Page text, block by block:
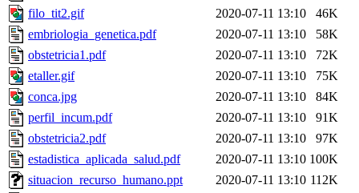
filo_tit2.gif
2020-07-11 13:10
46K
embriologia_genetica.pdf
2020-07-11 13:10
58K
obstetricia1.pdf
2020-07-11 13:10
72K
etaller.gif
2020-07-11 13:10
75K
conca.jpg
2020-07-11 13:10
84K
perfil_incum.pdf
2020-07-11 13:10
91K
obstetricia2.pdf
2020-07-11 13:10
97K
estadistica_aplicada_salud.pdf
2020-07-11 13:10 100K
situacion_recurso_humano.ppt
2020-07-11 13:10 112K